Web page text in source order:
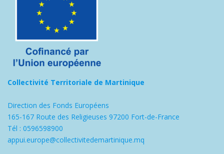
Collectivité Territoriale de Martinique
Direction des Fonds Européens
165-167 Route des Religieuses 97200 Fort-de-France
Tél : 0596598900
appui.europe@collectivitedemartinique.mq